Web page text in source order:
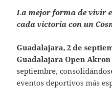
La mejor forma de vivir
cada victoria con un
Guadalajara, 2 de
Guadalajara Open Akron
septiembre,
eventos deportivos más